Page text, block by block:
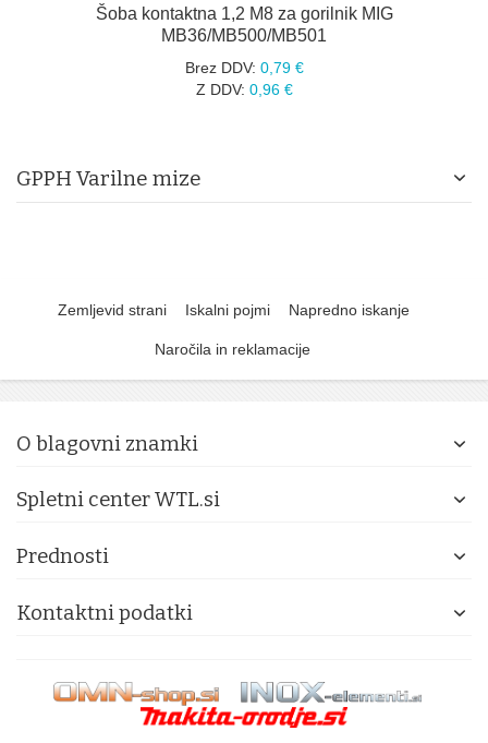
Šoba kontaktna 1,2 M8 za gorilnik MIG
MB36/MB500/MB501
Brez DDV: 0,79 €
Z DDV: 0,96 €
GPPH Varilne mize
Zemljevid strani Iskalni pojmi Napredno iskanje
Naročila in reklamacije
O blagovni znamki
Spletni center WTL.si
Prednosti
Kontaktni podatki